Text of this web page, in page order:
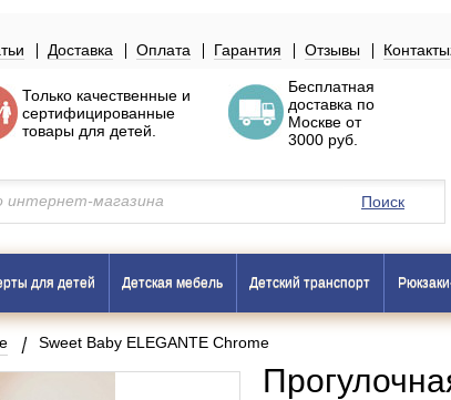
Доставка Оплата Гарантия Отзывы Контакты
Только качественные и
сертифицированные
товары для детей.
Бесплатная
доставка по
Москве от
3000 руб.
Поиск
для детей Детская мебель Детский транспорт
Sweet Baby ELEGANTE Chrome